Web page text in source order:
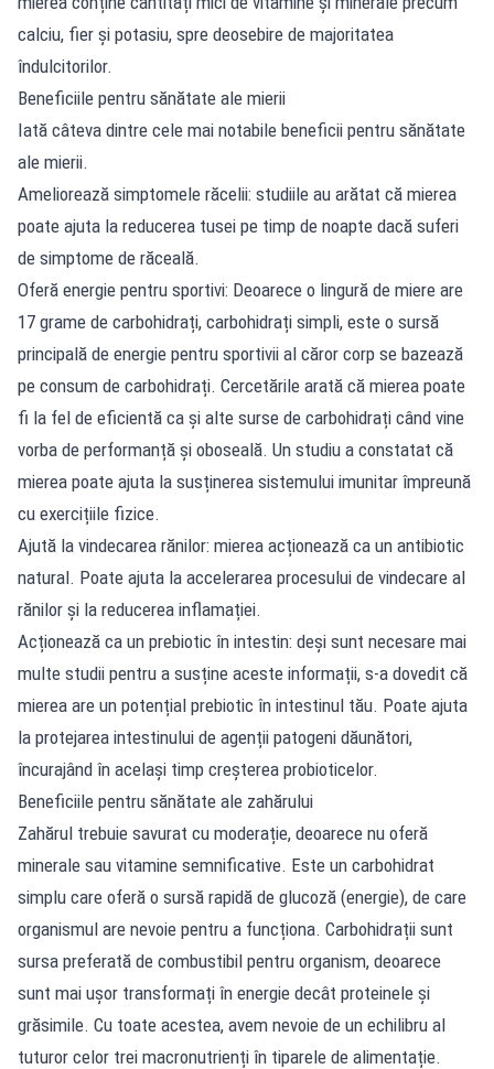
calciu, fier și potasiu, spre deosebire de majoritatea
îndulcitorilor.
Beneficiile pentru sănătate ale mierii
Iată câteva dintre cele mai notabile beneficii pentru sănătate
ale mierii.
Ameliorează simptomele răcelii: studiile au arătat că mierea
poate ajuta la reducerea tusei pe timp de noapte dacă suferi
de simptome de răceală.
Oferă energie pentru sportivi: Deoarece o lingură de miere are
17 grame de carbohidrați, carbohidrați simpli, este o sursă
principală de energie pentru sportivii al căror corp se bazează
pe consum de carbohidrați. Cercetările arată că mierea poate
fi la fel de eficientă ca și alte surse de carbohidrați când vine
vorba de performanță și oboseală. Un studiu a constatat că
mierea poate ajuta la susținerea sistemului imunitar împreună
cu exercițiile fizice.
Ajută la vindecarea rănilor: mierea acționează ca un antibiotic
natural. Poate ajuta la accelerarea procesului de vindecare al
rănilor și la reducerea inflamației.
Acționează ca un prebiotic în intestin: deși sunt necesare mai
multe studii pentru a susține aceste informații, s-a dovedit că
mierea are un potențial prebiotic în intestinul tău. Poate ajuta
la protejarea intestinului de agenții patogeni dăunători,
încurajând în același timp creșterea probioticelor.
Beneficiile pentru sănătate ale zahărului
Zahărul trebuie savurat cu moderație, deoarece nu oferă
minerale sau vitamine semnificative. Este un carbohidrat
simplu care oferă o sursă rapidă de glucoză (energie), de care
organismul are nevoie pentru a funcționa. Carbohidrații sunt
sursa preferată de combustibil pentru organism, deoarece
sunt mai ușor transformați în energie decât proteinele și
grăsimile. Cu toate acestea, avem nevoie de un echilibru al
tuturor celor trei macronutrienți în tiparele de alimentație.